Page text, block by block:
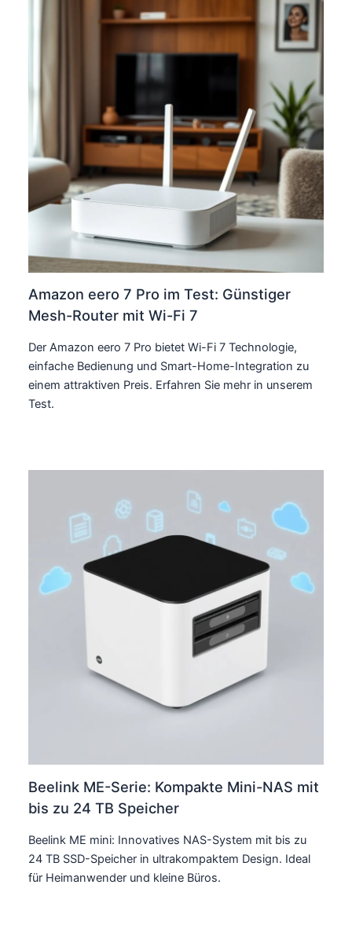
Amazon eero 7 Pro im Test: Günstiger
Mesh-Router mit Wi-Fi 7
Der Amazon eero 7 Pro bietet Wi-Fi 7 Technologie,
einfache Bedienung und Smart-Home-Integration zu
einem attraktiven Preis. Erfahren Sie mehr in unserem
Test.
Beelink ME-Serie: Kompakte Mini-NAS mit
bis zu 24 TB Speicher
Beelink ME mini: Innovatives NAS-System mit bis zu
24 TB SSD-Speicher in ultrakompaktem Design. Ideal
für Heimanwender und kleine Büros.